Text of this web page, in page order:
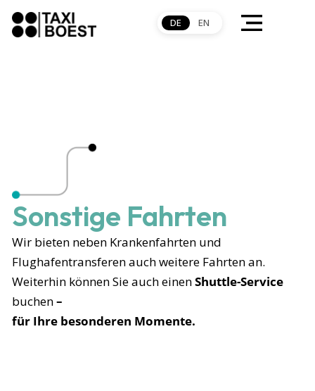
DE EN
Sonstige Fahrten
Wir bieten neben Krankenfahrten und
Flughafentransferen auch weitere Fahrten an.
Weiterhin können Sie auch einenShuttle-Service
buchen–
für Ihre besonderen Momente.